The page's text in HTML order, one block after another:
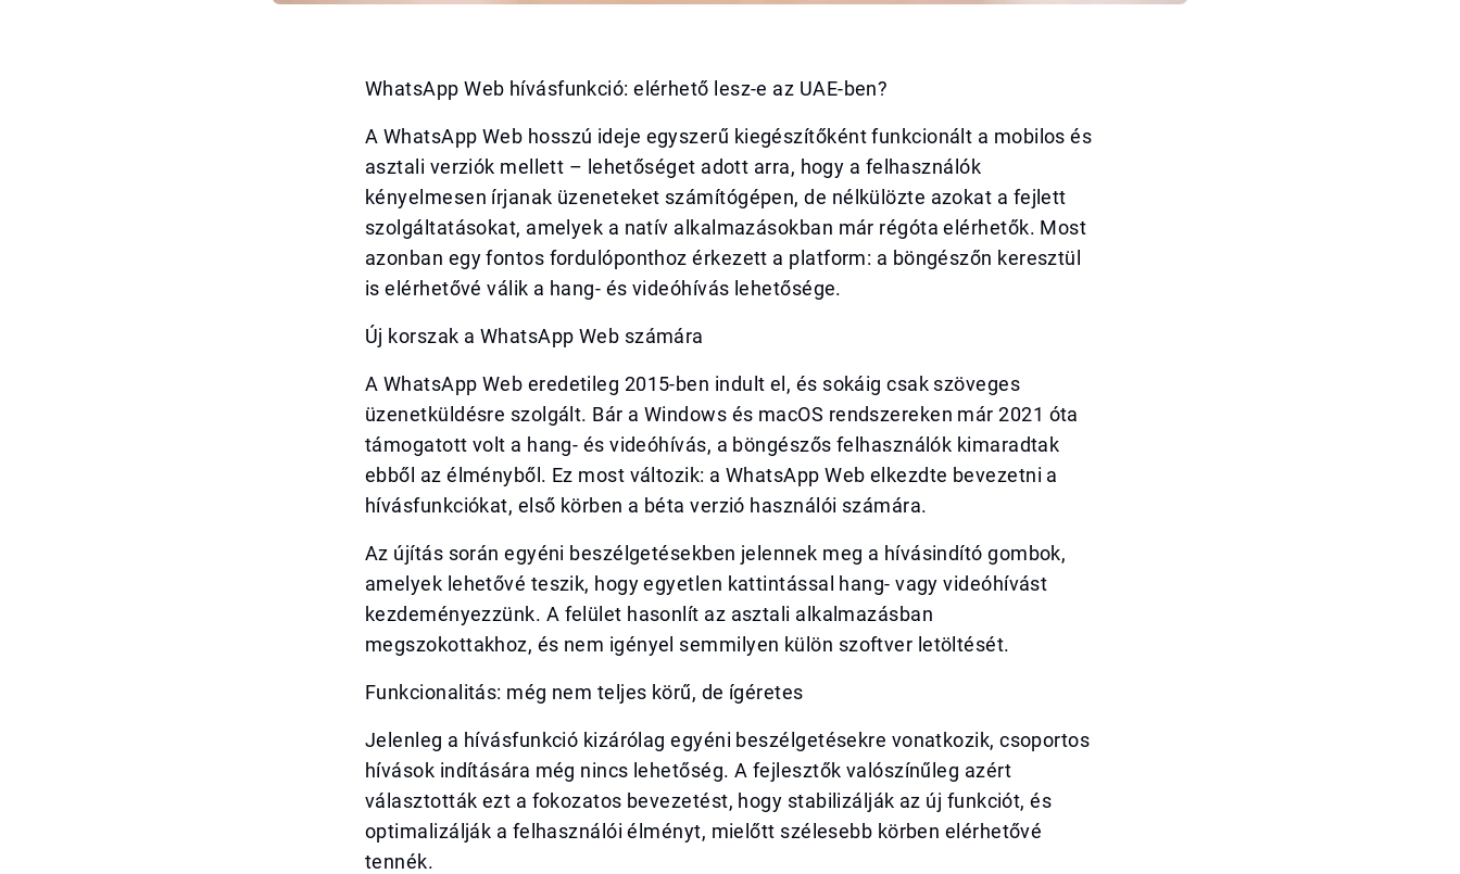
WhatsApp Web hívásfunkció: elérhető lesz-e az UAE-ben?
A WhatsApp Web hosszú ideje egyszerű kiegészítőként funkcionált a mobilos és
asztali verziók mellett – lehetőséget adott arra, hogy a felhasználók
kényelmesen írjanak üzeneteket számítógépen, de nélkülözte azokat a fejlett
szolgáltatásokat, amelyek a natív alkalmazásokban már régóta elérhetők. Most
azonban egy fontos fordulóponthoz érkezett a platform: a böngészőn keresztül
is elérhetővé válik a hang- és videóhívás lehetősége.
Új korszak a WhatsApp Web számára
A WhatsApp Web eredetileg 2015-ben indult el, és sokáig csak szöveges
üzenetküldésre szolgált. Bár a Windows és macOS rendszereken már 2021 óta
támogatott volt a hang- és videóhívás, a böngészős felhasználók kimaradtak
ebből az élményből. Ez most változik: a WhatsApp Web elkezdte bevezetni a
hívásfunkciókat, első körben a béta verzió használói számára.
Az újítás során egyéni beszélgetésekben jelennek meg a hívásindító gombok,
amelyek lehetővé teszik, hogy egyetlen kattintással hang- vagy videóhívást
kezdeményezzünk. A felület hasonlít az asztali alkalmazásban
megszokottakhoz, és nem igényel semmilyen külön szoftver letöltését.
Funkcionalitás: még nem teljes körű, de ígéretes
Jelenleg a hívásfunkció kizárólag egyéni beszélgetésekre vonatkozik, csoportos
hívások indítására még nincs lehetőség. A fejlesztők valószínűleg azért
választották ezt a fokozatos bevezetést, hogy stabilizálják az új funkciót, és
optimalizálják a felhasználói élményt, mielőtt szélesebb körben elérhetővé
tennék.